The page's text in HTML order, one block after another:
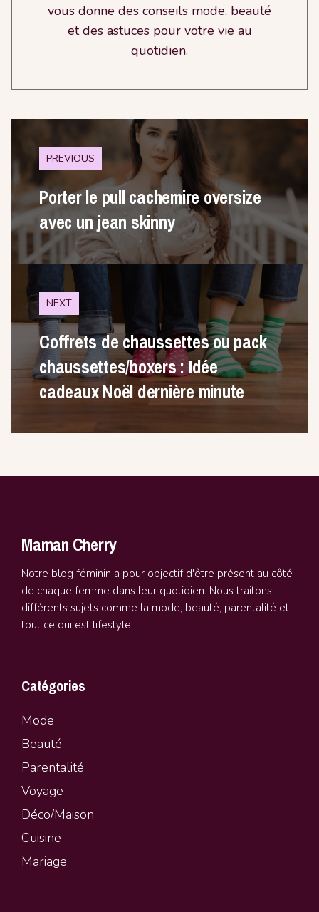
vous donne des conseils mode, beauté
et des astuces pour votre vie au
quotidien.
PREVIOUS
Porter le pull cachemire oversize
avec un jean skinny
NEXT
Coffrets de chaussettes ou pack
chaussettes/boxers : Idée
cadeaux Noël dernière minute
Maman Cherry
Notre blog féminin a pour objectif d'être présent au côté
de chaque femme dans leur quotidien. Nous traitons
différents sujets comme la mode, beauté, parentalité et
tout ce qui est lifestyle.
Catégories
Mode
Beauté
Parentalité
Voyage
Déco/Maison
Cuisine
Mariage